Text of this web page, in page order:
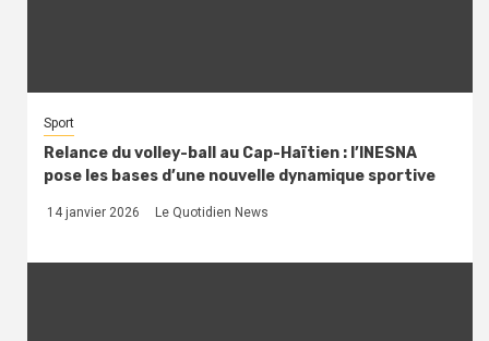
Sport
Relance du volley-ball au Cap-Haïtien : l’INESNA
pose les bases d’une nouvelle dynamique sportive
14 janvier 2026 Le Quotidien News